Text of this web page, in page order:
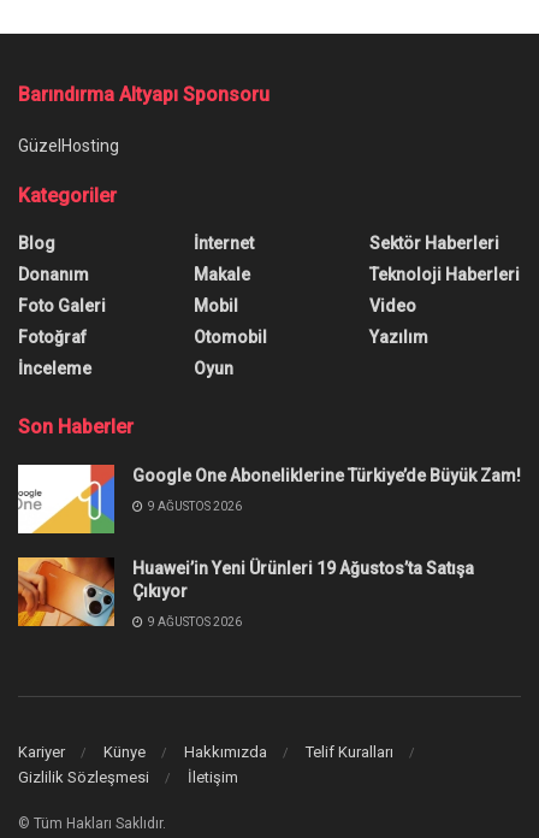
Barındırma Altyapı Sponsoru
GüzelHosting
Kategoriler
Blog
Donanım
Foto Galeri
Fotoğraf
İnceleme
İnternet
Makale
Mobil
Otomobil
Oyun
Sektör Haberleri
Teknoloji Haberleri
Video
Yazılım
Son Haberler
Google One Aboneliklerine Türkiye’de Büyük Zam!
9 AĞUSTOS 2026
Huawei’in Yeni Ürünleri 19 Ağustos’ta Satışa
Çıkıyor
9 AĞUSTOS 2026
Kariyer Künye Hakkımızda
Telif Kuralları
Gizlilik Sözleşmesi
İletişim
© Tüm Hakları Saklıdır.